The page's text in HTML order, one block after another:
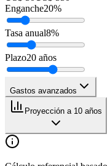
Enganche20%
Tasa anual8%
Plazo20 años
Gastos avanzados
Proyección a 10 años